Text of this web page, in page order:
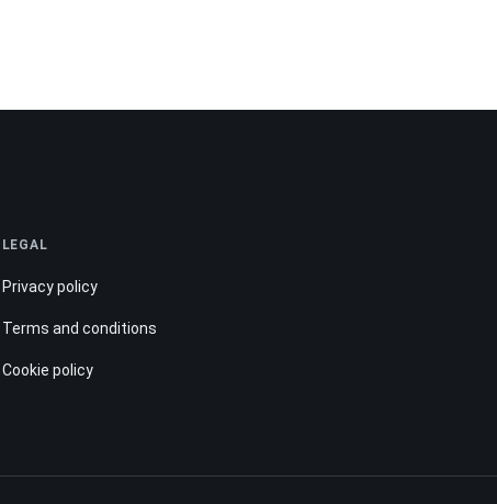
LEGAL
Privacy policy
Terms and conditions
Cookie policy